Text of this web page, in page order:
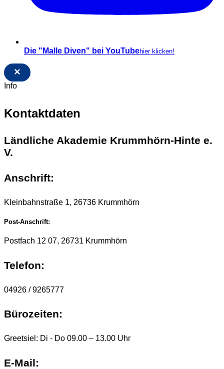
Die "Malle Diven" bei YouTubehier klicken!
×
Info
Kontaktdaten
Ländliche Akademie Krummhörn-Hinte e.
V.
Anschrift:
Kleinbahnstraße 1, 26736 Krummhörn
Post-Anschrift:
Postfach 12 07, 26731 Krummhörn
Telefon:
04926 / 9265777
Bürozeiten:
Greetsiel: Di - Do 09.00 – 13.00 Uhr
E-Mail: